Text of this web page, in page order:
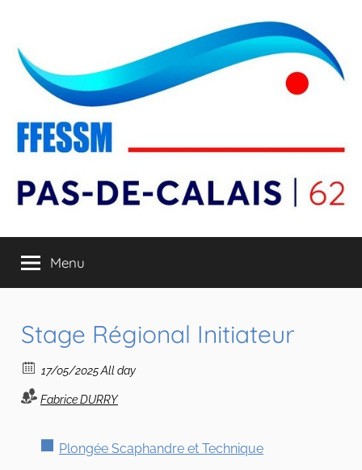
contenu
Comité
Départemental
FFESSM
du
Pas-
de-
Menu
Stage Régional Initiateur
17/05/2025 All day
Fabrice DURRY
Plongée Scaphandre et Technique